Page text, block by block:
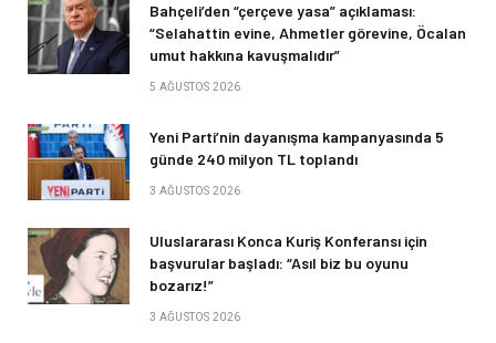
Bahçeli’den “çerçeve yasa” açıklaması:
“Selahattin evine, Ahmetler görevine, Öcalan
umut hakkına kavuşmalıdır”
5 AĞUSTOS 2026
Yeni Parti’nin dayanışma kampanyasında 5
günde 240 milyon TL toplandı
3 AĞUSTOS 2026
Uluslararası Konca Kuriş Konferansı için
başvurular başladı: “Asıl biz bu oyunu
bozarız!”
3 AĞUSTOS 2026